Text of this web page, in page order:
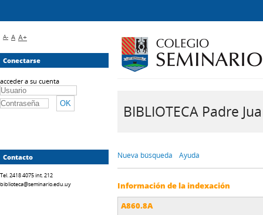
BIBLIOTECA Padre
Nueva búsqueda Ayuda
Información de la indexación
A860.8A
A- A A+
Conectarse
acceder a su cuenta
Contacto
Tel. 2418 4075 int. 212
biblioteca@seminario.edu.uy